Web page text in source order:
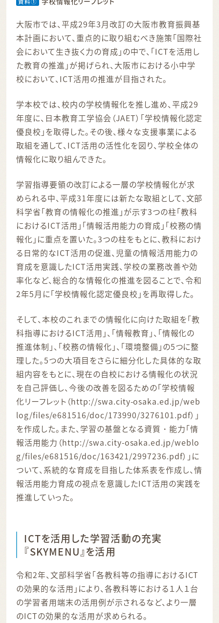
大阪市では、平成29年3月改訂の大阪市教育振興基
本計画において、重点的に取り組むべき施策「国際社
会において生き抜く力の育成」の中で、「ICTを活用し
た教育の推進」が掲げられ、大阪市における小中学
校において、ICT活用の推進が目指された。
学本校では、校内の学校情報化を推し進め、平成29
年度に、日本教育工学協会（JAET）「学校情報化認定
優良校」を取得した。その後、様々な支援事業による
取組を通して、ICT活用の活性化を図り、学校全体の
情報化に取り組んできた。
学習指導要領の改訂による一層の学校情報化が求
められる中、平成31年度には新たな取組として、文部
科学省「教育の情報化の推進」が示す3つの柱「教科
におけるICT活用」「情報活用能力の育成」「校務の情
報化」に重点を置いた。3つの柱をもとに、教科におけ
る日常的なICT活用の促進、児童の情報活用能力の
育成を意識したICT活用実践、学校の業務改善や効
率化など、総合的な情報化の推進を図ることで、令和
2年5月に「学校情報化認定優良校」を再取得した。
そして、本校のこれまでの情報化に向けた取組を「教
科指導におけるICT活用」、「情報教育」、「情報化の
推進体制」、「校務の情報化」、「環境整備」の5つに整
理した。5つの大項目をさらに細分化した具体的な取
組内容をもとに、現在の自校における情報化の状況
を自己評価し、今後の改善を図るための「学校情報
化リーフレット（http://swa.city-osaka.ed.jp/web
log/files/e681516/doc/173990/3276101.pdf）」
を作成した。また、学習の基盤となる資質・能力「情
報活用能力（http://swa.city-osaka.ed.jp/weblo
g/files/e681516/doc/163421/2997236.pdf）」に
ついて、系統的な育成を目指した体系表を作成し、情
報活用能力育成の視点を意識したICT活用の実践を
推進していった。
ICTを活用した学習活動の充実
『SKYMENU』を活用
令和2年、文部科学省「各教科等の指導におけるICT
の効果的な活用」により、各教科等における１人１台
の学習者用端末の活用例が示されるなど、より一層
のICTの効果的な活用が求められる。